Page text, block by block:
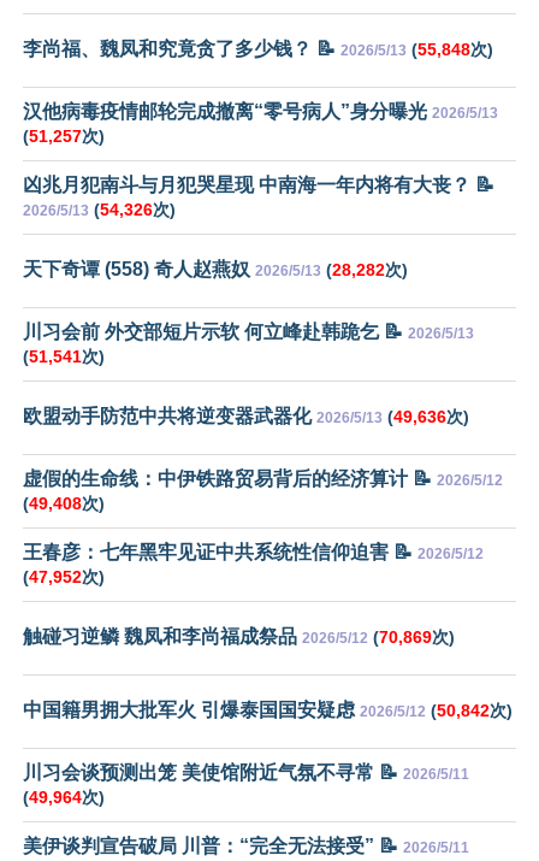
李尚福、魏凤和究竟贪了多少钱？ 📝 2026/5/13 (55,848次)
汉他病毒疫情邮轮完成撤离“零号病人”身分曝光 2026/5/13
(51,257次)
凶兆月犯南斗与月犯哭星现 中南海一年内将有大丧？ 📝
2026/5/13 (54,326次)
天下奇谭 (558) 奇人赵燕奴 2026/5/13 (28,282次)
川习会前 外交部短片示软 何立峰赴韩跪乞 📝 2026/5/13
(51,541次)
欧盟动手防范中共将逆变器武器化 2026/5/13 (49,636次)
虚假的生命线：中伊铁路贸易背后的经济算计 📝 2026/5/12
(49,408次)
王春彦：七年黑牢见证中共系统性信仰迫害 📝 2026/5/12
(47,952次)
触碰习逆鳞 魏凤和李尚福成祭品 2026/5/12 (70,869次)
中国籍男拥大批军火 引爆泰国国安疑虑 2026/5/12 (50,842次)
川习会谈预测出笼 美使馆附近气氛不寻常 📝 2026/5/11
(49,964次)
美伊谈判宣告破局 川普：“完全无法接受” 📝 2026/5/11